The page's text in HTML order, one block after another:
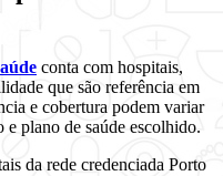
conta com hospitais,
que são referência em
e cobertura podem variar
plano de saúde escolhido.
da rede credenciada Porto